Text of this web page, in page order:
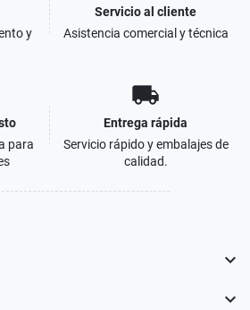
y
Servicio al cliente
Asistencia comercial y técnica
para
local_shipping
Entrega rápida
Servicio rápido y embalajes de
calidad.

